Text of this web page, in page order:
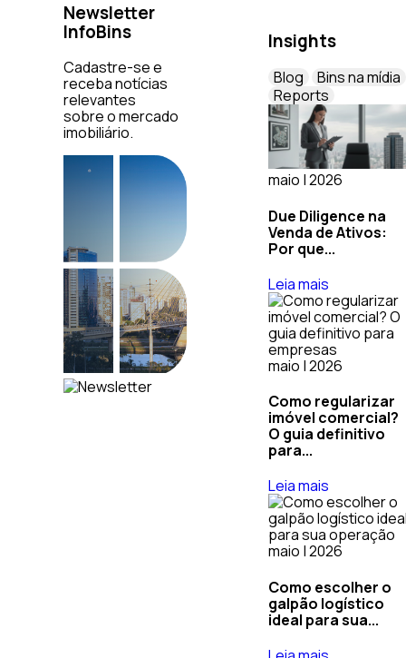
Newsletter
InfoBins
Cadastre-se e
receba notícias
relevantes
sobre o mercado
imobiliário.
Insights
Blog
Bins na mídia
Reports
maio | 2026
Due Diligence na
Venda de Ativos:
Por que...
Leia mais
maio | 2026
Como regularizar
imóvel comercial?
O guia definitivo
para...
Leia mais
maio | 2026
Como escolher o
galpão logístico
ideal para sua...